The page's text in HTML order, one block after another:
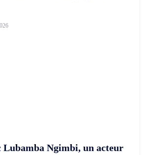
Lubamba Ngimbi, un acteur